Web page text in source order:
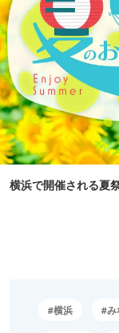
横浜で開催される夏
横浜 み